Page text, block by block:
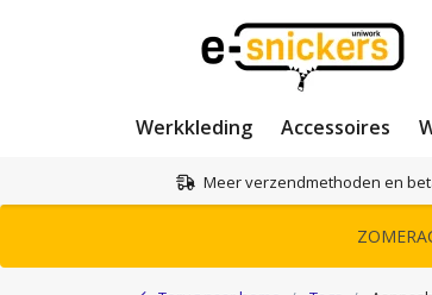
Werkkleding Accessoires
Meer verzendmethoden en